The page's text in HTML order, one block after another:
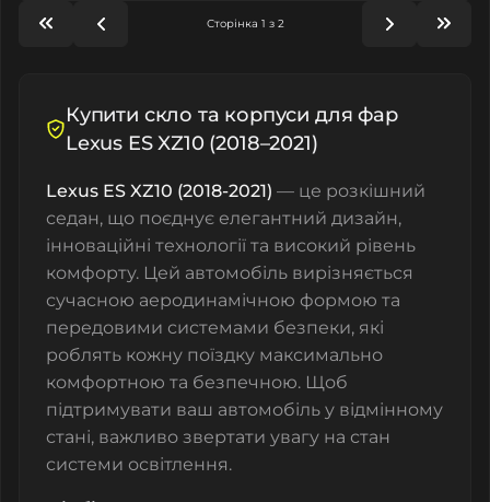
Сторінка 1 з 2
Купити скло та корпуси для фар
Lexus ES XZ10 (2018–2021)
Lexus ES XZ10 (2018-2021) — це розкішний
седан, що поєднує елегантний дизайн,
інноваційні технології та високий рівень
комфорту. Цей автомобіль вирізняється
сучасною аеродинамічною формою та
передовими системами безпеки, які
роблять кожну поїздку максимально
комфортною та безпечною. Щоб
підтримувати ваш автомобіль у відмінному
стані, важливо звертати увагу на стан
системи освітлення.